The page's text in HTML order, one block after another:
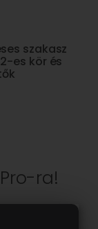
szakasz
es kör és
ra!